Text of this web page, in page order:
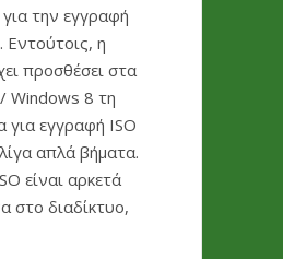
την εγγραφή
Εντούτοις, η
προσθέσει στα
Windows 8 τη
για εγγραφή ISO
απλά βήματα.
είναι αρκετά
στο διαδίκτυο,